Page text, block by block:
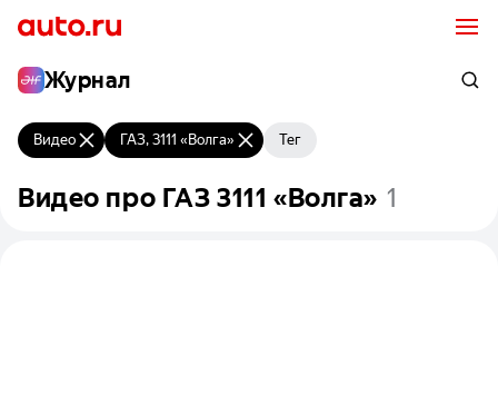
Журнал
Видео ГАЗ, 3111 «Волга» Тег
Видео про ГАЗ3111 «Волга»